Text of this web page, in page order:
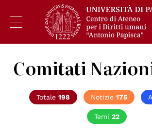
Comitati
Totale 198 Notizie 175
Temi 22